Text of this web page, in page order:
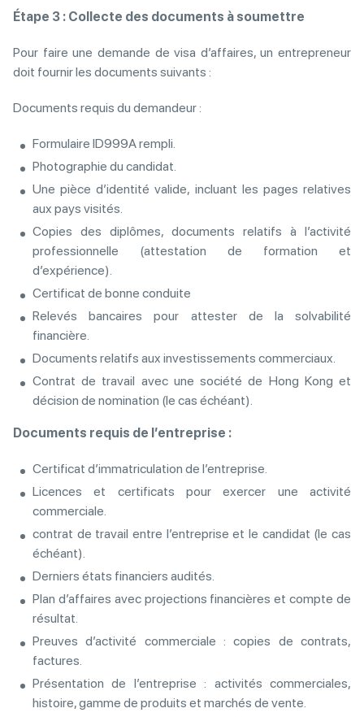
Étape 3 : Collecte des documents à soumettre
Pour faire une demande de visa d’affaires, un entrepreneur
doit fournir les documents suivants :
Documents requis du demandeur :
Formulaire ID999A rempli.
Photographie du candidat.
Une pièce d’identité valide, incluant les pages relatives
aux pays visités.
Copies des diplômes, documents relatifs à l’activité
professionnelle (attestation de formation et
d’expérience).
Certificat de bonne conduite
Relevés bancaires pour attester de la solvabilité
financière.
Documents relatifs aux investissements commerciaux.
Contrat de travail avec une société de Hong Kong et
décision de nomination (le cas échéant).
Documents requis de l’entreprise :
Certificat d’immatriculation de l’entreprise.
Licences et certificats pour exercer une activité
commerciale.
contrat de travail entre l’entreprise et le candidat (le cas
échéant).
Derniers états financiers audités.
Plan d’affaires avec projections financières et compte de
résultat.
Preuves d’activité commerciale : copies de contrats,
factures.
Présentation de l’entreprise : activités commerciales,
histoire, gamme de produits et marchés de vente.